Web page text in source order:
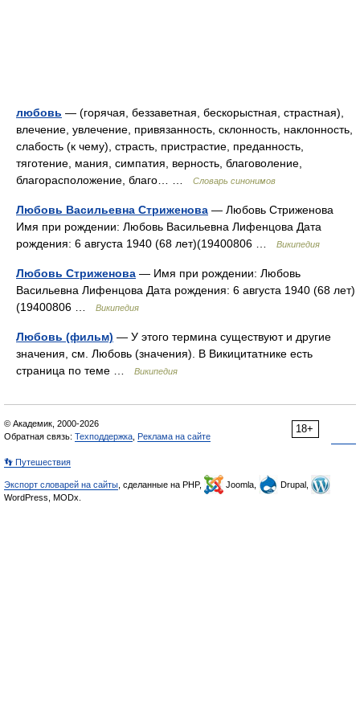
любовь — (горячая, беззаветная, бескорыстная, страстная),
влечение, увлечение, привязанность, склонность, наклонность,
слабость (к чему), страсть, пристрастие, преданность,
тяготение, мания, симпатия, верность, благоволение,
благорасположение, благо… …
Словарь синонимов
Любовь Васильевна Стриженова — Любовь Стриженова
Имя при рождении: Любовь Васильевна Лифенцова Дата
рождения: 6 августа 1940 (68 лет)(19400806 …
Википедия
Любовь Стриженова — Имя при рождении: Любовь
Васильевна Лифенцова Дата рождения: 6 августа 1940 (68 лет)
(19400806 …
Википедия
Любовь (фильм) — У этого термина существуют и другие
значения, см. Любовь (значения). В Викицитатнике есть
страница по теме …
Википедия
18+
© Академик, 2000-2026
Обратная связь: Техподдержка Реклама на сайте
👣 Путешествия
Экспорт словарей на сайты , сделанные на PHP, Joomla,
Drupal,
WordPress, MODx.